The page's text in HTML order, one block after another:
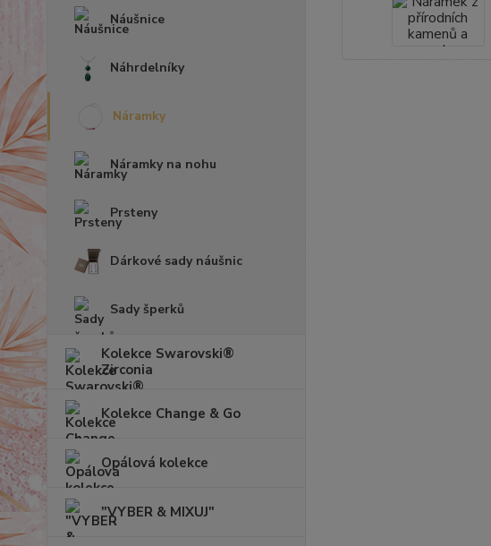
Náušnice
Náhrdelníky
Náramky
Náramky na nohu
Prsteny
Dárkové sady náušnic
Sady šperků
Kolekce Swarovski®
Zirconia
Kolekce Change & Go
Opálová kolekce
"VYBER & MIXUJ"